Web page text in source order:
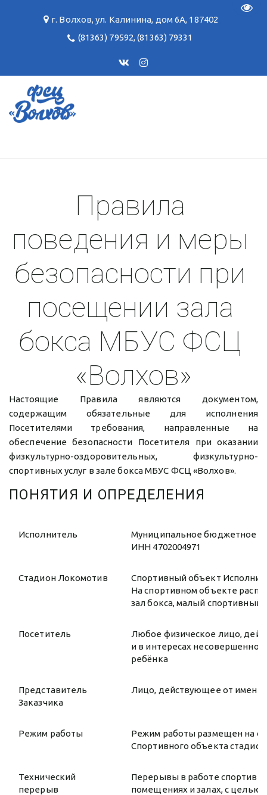
г. Волхов,ул. Калинина, дом 6А, 187402
(81363) 79592,(81363) 79331
Правила
поведения и меры
безопасности при
посещении зала
бокса МБУС ФСЦ
«Волхов»
Настоящие Правила являются документом,
содержащим обязательные для исполнения
Посетителями требования, направленные на
обеспечение безопасности Посетителя при оказании
физкультурно-оздоровительных, физкультурно-
спортивных услуг в зале бокса МБУС ФСЦ «Волхов».
ПОНЯТИЯ И ОПРЕДЕЛЕНИЯ
Исполнитель
Муниципальное бюджетное
ИНН 4702004971
Стадион Локомотив
Спортивный объект
На спортивном объекте
зал бокса, малый спортивный
Посетитель
Любое физическое лицо,
и в интересах
ребёнка
Представитель
Заказчика
Лицо, действующее от имени
Режим работы
Режим работы размещен на
Спортивного объекта
Технический
перерыв
Перерывы в работе
помещениях и залах, с целью